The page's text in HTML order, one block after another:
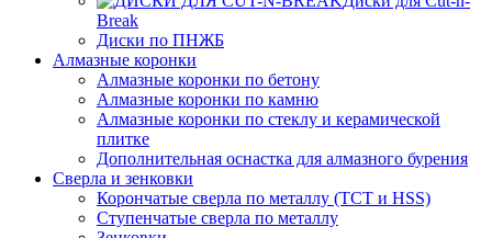
Break
Диски по ПНЖБ
Алмазные коронки
Алмазные коронки по бетону
Алмазные коронки по камню
Алмазные коронки по стеклу и керамической
плитке
Дополнительная оснастка для алмазного бурения
Сверла и зенковки
Корончатые сверла по металлу (TCT и HSS)
Ступенчатые сверла по металлу